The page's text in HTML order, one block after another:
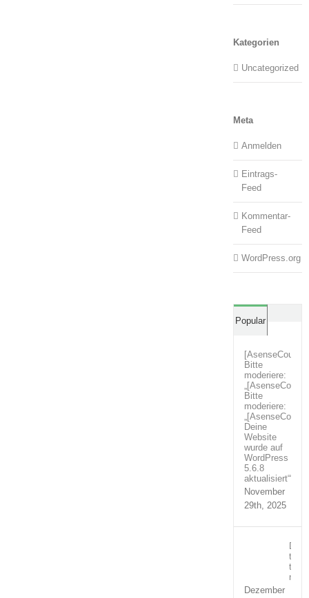
Kategorien
Uncategorized
Meta
Anmelden
Eintrags-
Feed
Kommentar-
Feed
WordPress.org
Popular
Bitte
moderiere:
Bitte
moderiere:
Deine
Website
wurde auf
WordPress
5.6.8
aktualisiert““
November
29th, 2025
Duis
Dezember